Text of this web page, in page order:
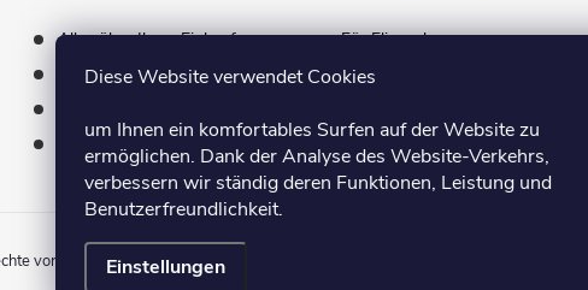
Diese Website verwendet Cookies
um Ihnen ein komfortables Surfen auf der Website zu
ermöglichen. Dank der Analyse des Website-Verkehrs,
verbessern wir ständig deren Funktionen, Leistung und
Benutzerfreundlichkeit.
Einstellungen
Alles über Ihren Einkauf
Lieferung & Zahlung
Für Fliesenleger
Für Händler
B2B
vorbehalten.